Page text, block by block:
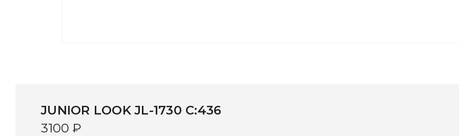
JUNIOR LOOK JL-1730 C:436
3100 ₽